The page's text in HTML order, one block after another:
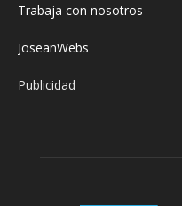
Trabaja con nosotros
JoseanWebs
Publicidad